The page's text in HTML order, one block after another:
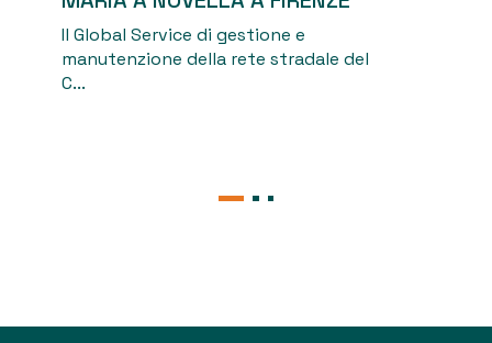
Il Global Service di gestione e
manutenzione della rete stradale del
C...